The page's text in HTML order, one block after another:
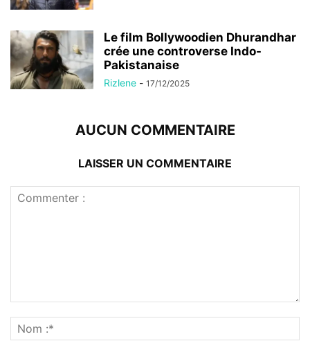
Le film Bollywoodien Dhurandhar
crée une controverse Indo-
Pakistanaise
Rizlene - 17/12/2025
AUCUN COMMENTAIRE
LAISSER UN COMMENTAIRE